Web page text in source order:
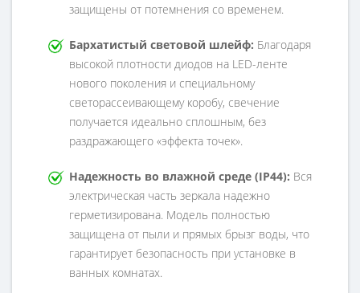
защищены от потемнения со временем.
Бархатистый световой шлейф: Благодаря
высокой плотности диодов на LED-ленте
нового поколения и специальному
светорассеивающему коробу, свечение
получается идеально сплошным, без
раздражающего «эффекта точек».
Надежность во влажной среде (IP44): Вся
электрическая часть зеркала надежно
герметизирована. Модель полностью
защищена от пыли и прямых брызг воды, что
гарантирует безопасность при установке в
ванных комнатах.